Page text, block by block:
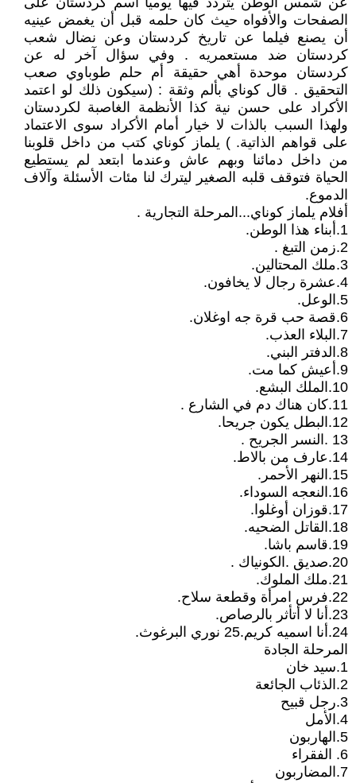
الصفحات والأفواه حيث كان حلمه قبل أن يغمض عينيه
أن يصنع فيلما عن تاريخ كردستان وعن نضال شعب
كردستان ضد مستعمريه . وفي سؤال آخر له عن
كردستان موحدة أهي حقيقة أم حلم طوباوي صعب
التحقيق . قال كوناي بألم وثقة : (سيكون ذلك لو اعتمد
الأكراد على حسن نية كذا الأنظمة الغاصبة لكردستان
ولهذا السبب بالذات لا خيار أمام الأكراد سوى الاعتماد
على قواهم الذاتية. ) يلماز كوناي كتب من داخل قلوبنا
من داخل دمائنا وبهم عاش وعندما ابتعد لم يستطيع
الحياة فتوقف قلبه الصغير ليترك لنا مئات الأسئلة وآلاف
الدموع.
أفلام يلماز كوناي...المرحلة التجارية .
1.أبناء هذا الوطن.
2.زمن التبغ .
3.ملك المحتالين.
4.عشرة رجال لا يخافون.
5.الوعل.
6.قصة حب قرة جه اوغلان.
7.البلاء العذب.
8.الدفتر البني.
9.أعيش كما مت.
10.الملك البشع.
11.كان هناك دم في الشارع .
12.البطل يكون جريحا.
13 .النسر الجريح .
14.عارف من بالاط.
15.النهر الأحمر.
16.النعجه السوداء.
17.قوزان أوغلوا.
18.القاتل الضحيه.
19.قاسم باشا.
20.صديق .الكونياك .
21.ملك الملوك.
22.فرس امرأة وقطعة سلاح.
23.أنا لا أتأثر بالرصاص.
24.أنا اسميه كريم.25 نوري البرغوث.
المرحلة الجادة
1.سيد خان
2.الذئاب الجائعة
3.رجل قبيح
4.الأمل
5.الهاربون
6. الفقراء
7.المضاربون